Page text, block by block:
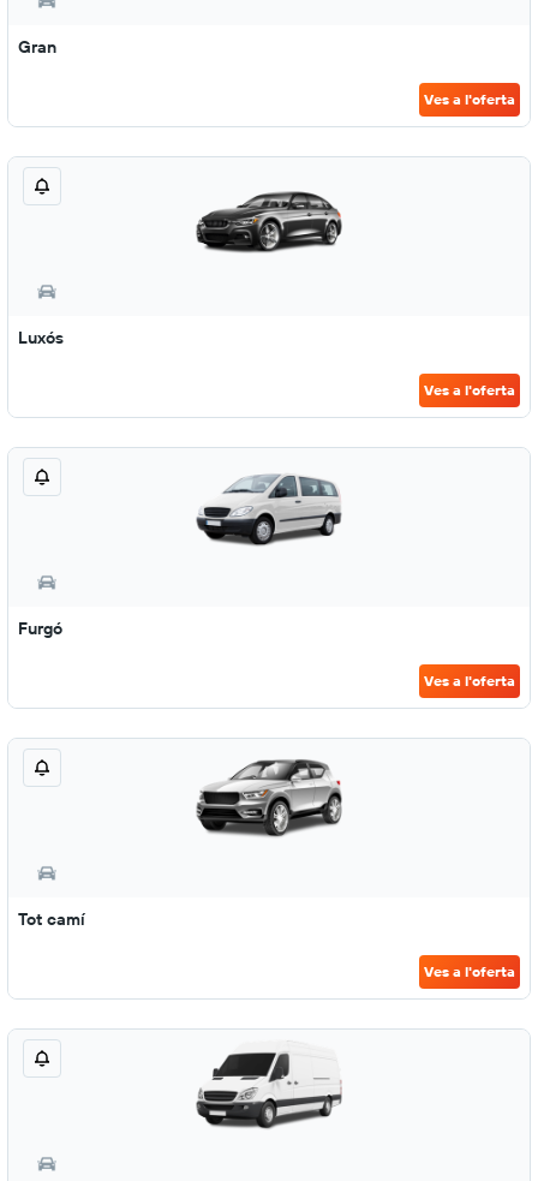
Gran
Ves a l'oferta
Luxós
Ves a l'oferta
Furgó
Ves a l'oferta
Tot camí
Ves a l'oferta